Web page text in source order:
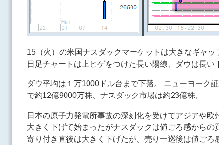
15（火）の米国ナスダックマーケットは大きなギャ
日足チャートは上ヒゲをつけた長い陽線、ダウは長い
ダウ平均は１万1000ドル台まで下落。 ニューヨーク
で約12億9000万株、ナスダック市場は約23億株。
日本の原子力発電所事故の深刻化を受けてアジアや
大きく下げて始まったがナスダックは値ごろ感から
寄り付き直後は大きく下げたが、売り一巡後は値ご